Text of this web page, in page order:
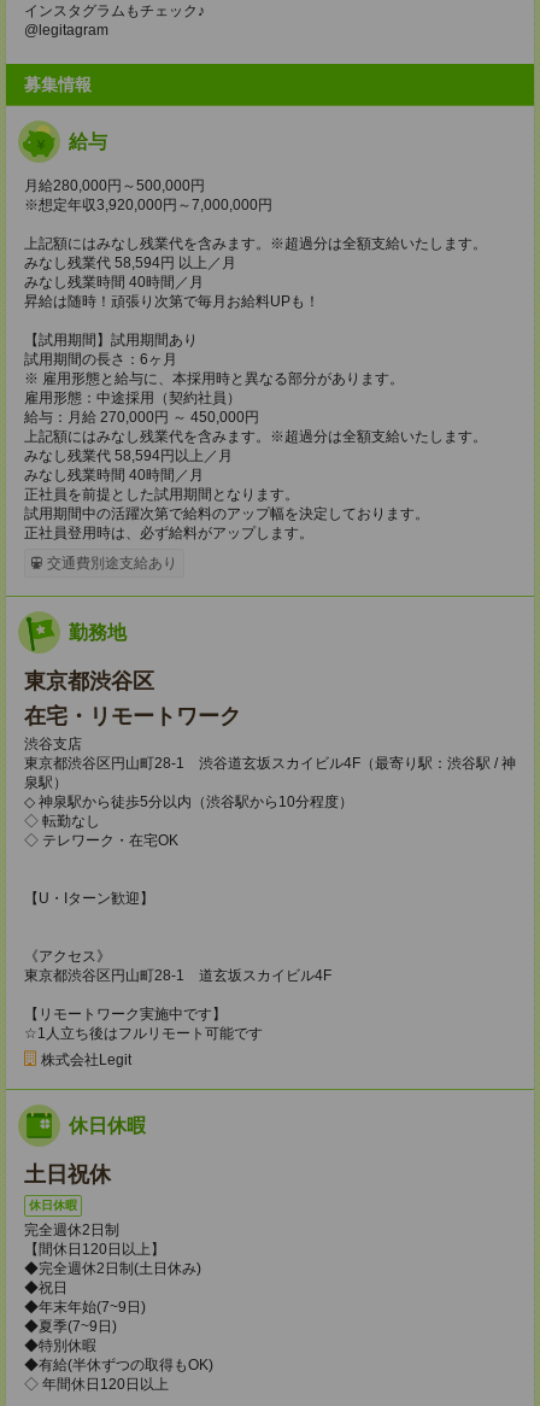
インスタグラムもチェック♪
@legitagram
募集情報
給与
月給280,000円～500,000円
※想定年収3,920,000円～7,000,000円
上記額にはみなし残業代を含みます。※超過分は全額支給いたします。
みなし残業代 58,594円 以上／月
みなし残業時間 40時間／月
昇給は随時！頑張り次第で毎月お給料UPも！
【試用期間】試用期間あり
試用期間の長さ：6ヶ月
※ 雇用形態と給与に、本採用時と異なる部分があります。
雇用形態：中途採用（契約社員）
給与：月給 270,000円 ～ 450,000円
上記額にはみなし残業代を含みます。※超過分は全額支給いたします。
みなし残業代 58,594円以上／月
みなし残業時間 40時間／月
正社員を前提とした試用期間となります。
試用期間中の活躍次第で給料のアップ幅を決定しております。
正社員登用時は、必ず給料がアップします。
交通費別途支給あり
勤務地
東京都渋谷区
在宅・リモートワーク
渋谷支店
東京都渋谷区円山町28-1 渋谷道玄坂スカイビル4F（最寄り駅：渋谷駅 / 神
泉駅）
◇ 神泉駅から徒歩5分以内（渋谷駅から10分程度）
◇ 転勤なし
◇ テレワーク・在宅OK
【U・Iターン歓迎】
《アクセス》
東京都渋谷区円山町28-1 道玄坂スカイビル4F
【リモートワーク実施中です】
☆1人立ち後はフルリモート可能です
株式会社Legit
休日休暇
土日祝休
休日休暇
完全週休2日制
【間休日120日以上】
◆完全週休2日制(土日休み)
◆祝日
◆年末年始(7~9日)
◆夏季(7~9日)
◆特別休暇
◆有給(半休ずつの取得もOK)
◇ 年間休日120日以上